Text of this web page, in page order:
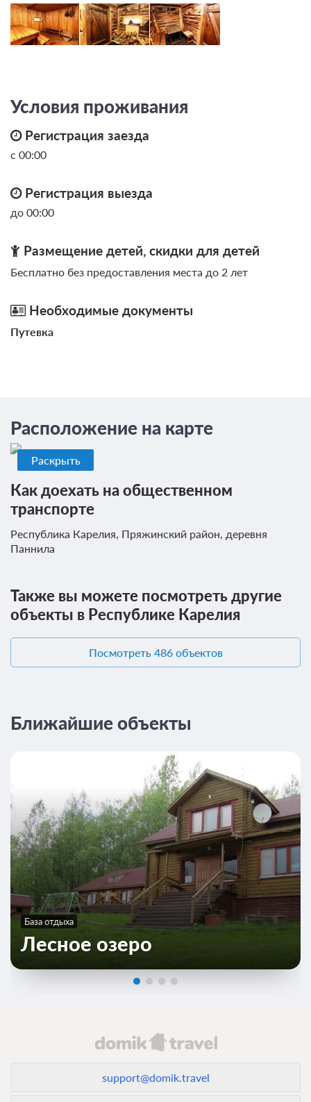
Условия проживания
Регистрация заезда
с 00:00
Регистрация выезда
до 00:00
Размещение детей, скидки для детей
Бесплатно без предоставления места до 2 лет
Необходимые документы
Путевка
Расположение на карте
Раскрыть
Как доехать на общественном
транспорте
Республика Карелия, Пряжинский район, деревня
Паннила
Также вы можете посмотреть другие
объекты в Республике Карелия
Посмотреть 486 объектов
Ближайшие объекты
База отдыха
Лесное озеро
support@domik.travel